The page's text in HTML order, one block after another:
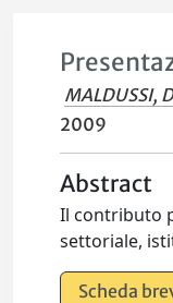
MALDUSSI,
2009
Abstract
Il contributo
settoriale,
Scheda